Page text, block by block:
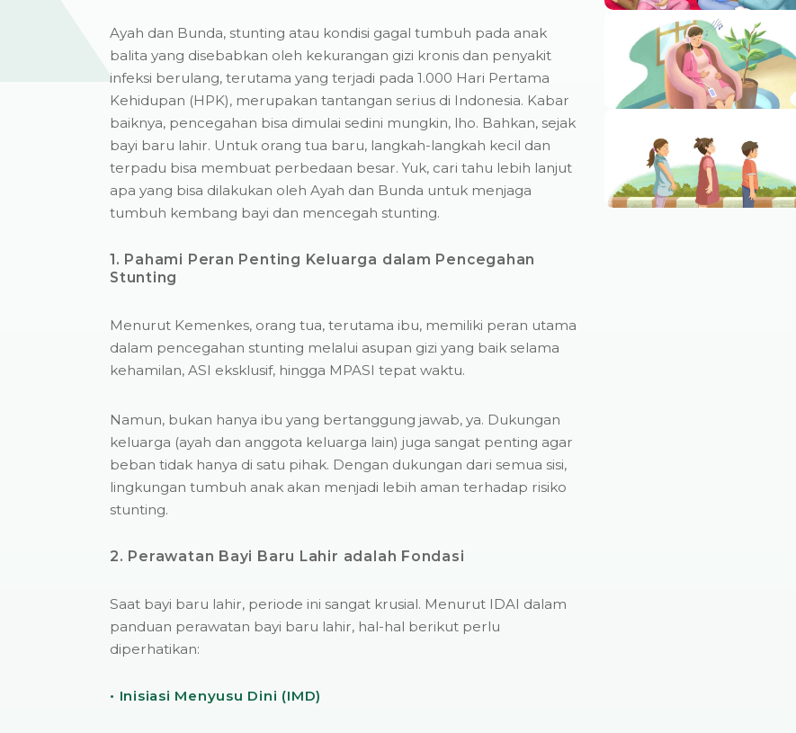
Ayah dan Bunda, stunting atau kondisi gagal tumbuh pada anak
balita yang disebabkan oleh kekurangan gizi kronis dan penyakit
infeksi berulang, terutama yang terjadi pada 1.000 Hari Pertama
Kehidupan (HPK), merupakan tantangan serius di Indonesia. Kabar
baiknya, pencegahan bisa dimulai sedini mungkin, lho. Bahkan, sejak
bayi baru lahir. Untuk orang tua baru, langkah-langkah kecil dan
terpadu bisa membuat perbedaan besar. Yuk, cari tahu lebih lanjut
apa yang bisa dilakukan oleh Ayah dan Bunda untuk menjaga
tumbuh kembang bayi dan mencegah stunting.
1. Pahami Peran Penting Keluarga dalam Pencegahan
Stunting
Menurut Kemenkes, orang tua, terutama ibu, memiliki peran utama
dalam pencegahan stunting melalui asupan gizi yang baik selama
kehamilan, ASI eksklusif, hingga MPASI tepat waktu.
Namun, bukan hanya ibu yang bertanggung jawab, ya. Dukungan
keluarga (ayah dan anggota keluarga lain) juga sangat penting agar
beban tidak hanya di satu pihak. Dengan dukungan dari semua sisi,
lingkungan tumbuh anak akan menjadi lebih aman terhadap risiko
stunting.
2. Perawatan Bayi Baru Lahir adalah Fondasi
Saat bayi baru lahir, periode ini sangat krusial. Menurut IDAI dalam
panduan perawatan bayi baru lahir, hal-hal berikut perlu
diperhatikan:
• Inisiasi Menyusu Dini (IMD)